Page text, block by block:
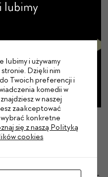
był pisarzem, napisał
temu. Większość osób
serii książek o Szymku-
lubimy
lubimy i używamy
Dzięki nim
Twoich preferencji i
komedii w
w naszej
zaakceptować
konkretne
się z naszą Polityką
cookies